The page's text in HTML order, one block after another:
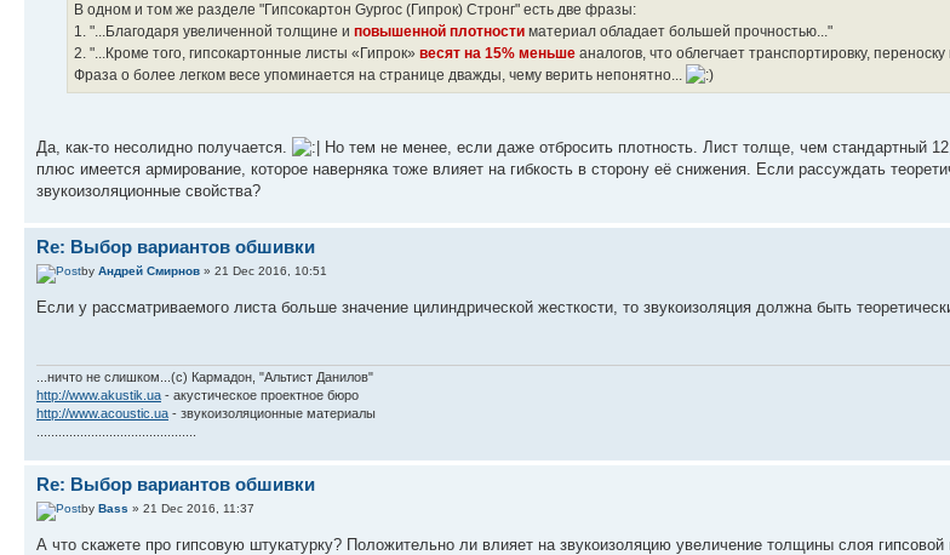
В одном и том же разделе "Гипсокартон Gyproc (Гипрок) Стронг" есть две фразы:
1. "...Благодаря увеличенной толщине и повышенной плотности материал обладает большей прочностью..."
2. "...Кроме того, гипсокартонные листы «Гипрок» весят на 15% меньше аналогов, что облегчает транспортировку,
Фраза о более легком весе упоминается на странице дважды, чему верить непонятно...
Да, как-то несолидно получается.
Но тем не менее, если даже отбросить плотность. Лист толще, чем стандартный
плюс имеется армирование, которое наверняка тоже влияет на гибкость в сторону её снижения. Если рассуждать
звукоизоляционные свойства?
Re: Выбор вариантов обшивки
by Андрей Смирнов » 21 Dec 2016, 10:51
Если у рассматриваемого листа больше значение цилиндрической жесткости, то звукоизоляция должна быть
...ничто не слишком...(с) Кармадон, "Альтист Данилов"
http://www.akustik.ua - акустическое проектное бюро
http://www.acoustic.ua - звукоизоляционные материалы
Re: Выбор вариантов обшивки
by Bass » 21 Dec 2016, 11:37
А что скажете про гипсовую штукатурку? Положительно ли влияет на звукоизоляцию увеличение толщины слоя